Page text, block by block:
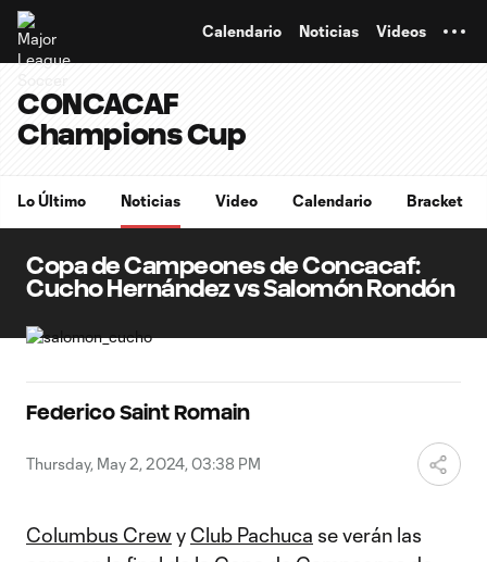
Calendario Noticias Videos
CONCACAF
Champions Cup
Lo Último Noticias Video Calendario Bracket
Copa de Campeones de Concacaf:
Cucho Hernández vs Salomón Rondón
Federico Saint Romain
Thursday, May 2, 2024, 03:38 PM
Columbus Crewy Club Pachuca se verán las